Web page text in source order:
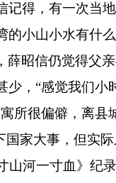
记得，有一次当
的小山小水有什
薛昭信仍觉得父
少， “感觉我们小
所很偏僻，离县
国家大事，但实
山河一寸血》纪